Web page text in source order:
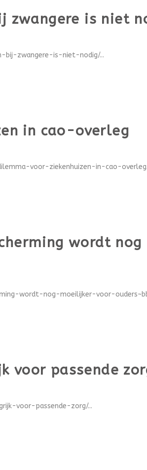
zwangere is niet
bij-zwangere-is-niet-nodig/...
in cao-overleg
voor-ziekenhuizen-in-cao-
wordt
wordt-nog-moeilijker-voor-
voor passende
voor-passende-zorg/...